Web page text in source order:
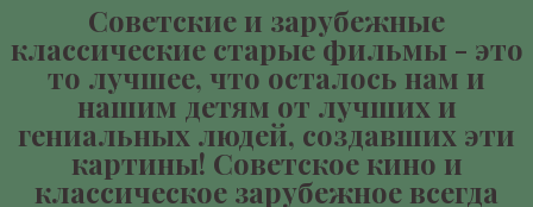
Советские и зарубежные
классические старые фильмы - это
то лучшее, что осталось нам и
нашим детям от лучших и
гениальных людей, создавших эти
картины! Советское кино и
классическое зарубежное всегда